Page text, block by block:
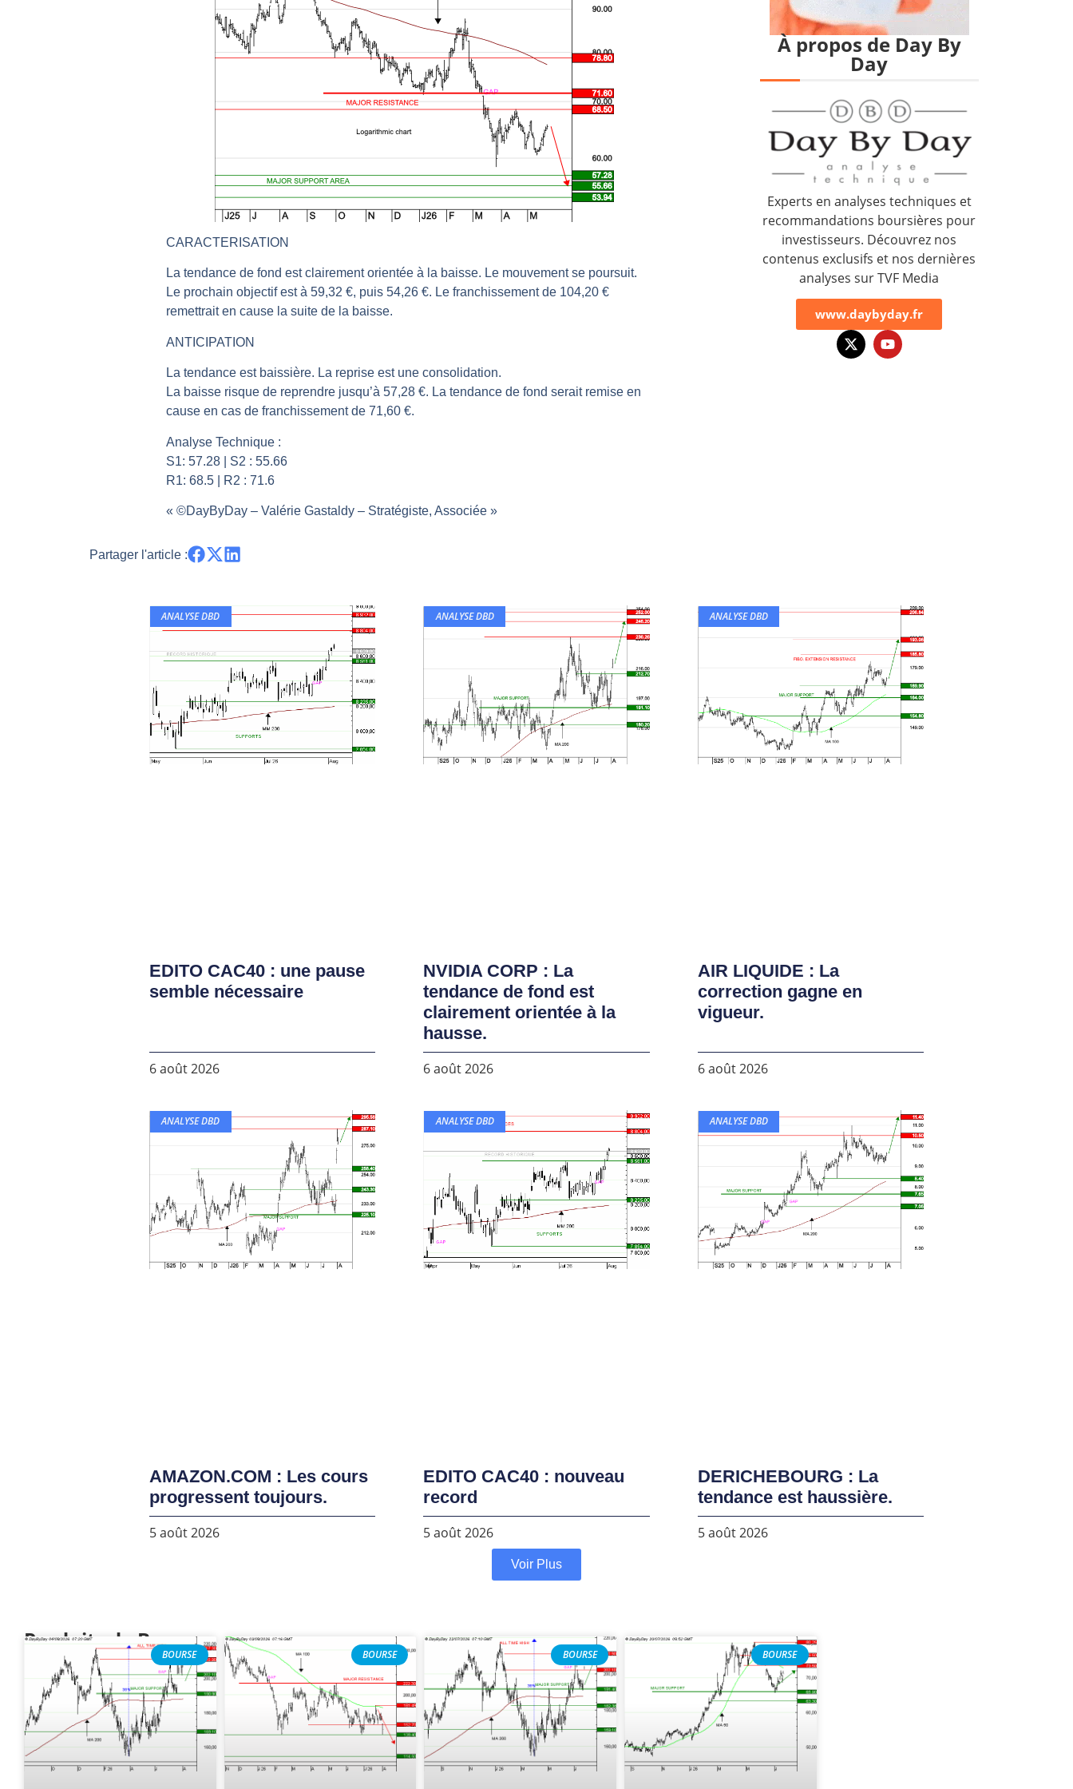
TELEPERFORMANCE : Faut-il acheter avant les résultats ? | Daniel Cohen de Lara – Market Movers
CAC 40 : Vers un nouveau record ? Analyse avant la décision de la Fed | Denis Desclos – Chrono CAC
Christian Parisot : Les marchés à l’épreuve des signaux | Interview Économique
Bernard Prats-Desclaux : Penser les marchés à l’ère des ruptures | Interview Littéraire
S&P500 : Des records, mais toujours de la vigueur | Ludovick Bertola – Les Echos de Wall Street
NASDAQ : La tendance haussière reste intacte | Ludovick Bertola – Les Echos de Wall Street
FERRARI : Un parcours toujours sans faute | Bernard Prats-Desclaux – Market Movers
SAP : Les acheteurs gardent la main | Bernard Prats-Desclaux – Market Movers
LVMH : Un rebond à confirmer | Bernard Prats-Desclaux – Market Movers
EUR/USD : Une réunion à priori sans saveur | Philippe Lhermie – Flash Forex
Les événements de cette semaine à venir | Philippe Lhermie – Flash Forex
Les investisseurs y croient toujours | Point Stratégique Hebdomadaire – Éric Galiègue
Une inertie haussière qui ralentit | Antoine Quesada – Chrono CAC
WTI : Explosion mais réserves au plus bas | Denis Desclos – Market Movers
STMICROELECTRONICS : Correction probable | Denis Desclos – Market Movers
CARACTERISATION
La tendance de fond est clairement orientée à la baisse. Le mouvement se poursuit.
Le prochain objectif est à 59,32 €, puis 54,26 €. Le franchissement de 104,20 €
remettrait en cause la suite de la baisse.
ANTICIPATION
La tendance est baissière. La reprise est une consolidation.
La baisse risque de reprendre jusqu’à 57,28 €. La tendance de fond serait remise en
cause en cas de franchissement de 71,60 €.
Analyse Technique :
S1: 57.28 | S2 : 55.66
R1: 68.5 | R2 : 71.6
« ©DayByDay – Valérie Gastaldy – Stratégiste, Associée »
Partager l'article :
À propos de Day By
Day
Experts en analyses techniques et
recommandations boursières pour
investisseurs. Découvrez nos
contenus exclusifs et nos dernières
analyses sur TVF Media
www.daybyday.fr
ANALYSE DBD
EDITO CAC40 : une pause
semble nécessaire
6 août 2026
ANALYSE DBD
NVIDIA CORP : La
tendance de fond est
clairement orientée à la
hausse.
6 août 2026
ANALYSE DBD
AIR LIQUIDE : La
correction gagne en
vigueur.
6 août 2026
ANALYSE DBD
AMAZON.COM : Les cours
progressent toujours.
5 août 2026
ANALYSE DBD
EDITO CAC40 : nouveau
record
5 août 2026
ANALYSE DBD
DERICHEBOURG : La
tendance est haussière.
5 août 2026
Voir Plus
Produits de Bourse
BOURSE BOURSE BOURSE BOURSE